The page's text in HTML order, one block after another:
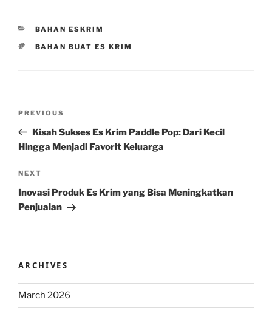
CATEGORIES
BAHAN ESKRIM
TAGS
BAHAN BUAT ES KRIM
Previous
Post
PREVIOUS
Kisah Sukses Es Krim Paddle Pop: Dari Kecil
Hingga Menjadi Favorit Keluarga
Next
Post
NEXT
Inovasi Produk Es Krim yang Bisa Meningkatkan
Penjualan
ARCHIVES
March 2026